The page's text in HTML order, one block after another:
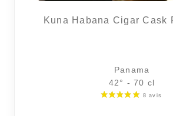
Kuna Habana Cigar Cask
Panama
42° - 70 cl